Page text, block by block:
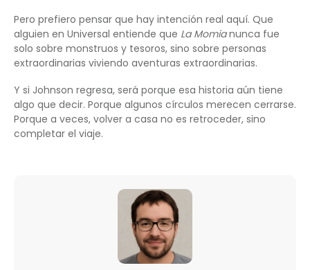
Pero prefiero pensar que hay intención real aquí. Que
alguien en Universal entiende que La Momianunca fue
solo sobre monstruos y tesoros, sino sobre personas
extraordinarias viviendo aventuras extraordinarias.
Y si Johnson regresa, será porque esa historia aún tiene
algo que decir. Porque algunos círculos merecen cerrarse.
Porque a veces, volver a casa no es retroceder, sino
completar el viaje.